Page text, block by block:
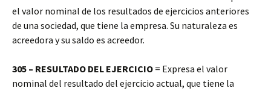
el valor nominal de los resultados de ejercicios anteriores
de una sociedad, que tiene la empresa. Su naturaleza es
acreedora y su saldo es acreedor.
305 – RESULTADO DEL EJERCICIO = Expresa el valor
nominal del resultado del ejercicio actual, que tiene la